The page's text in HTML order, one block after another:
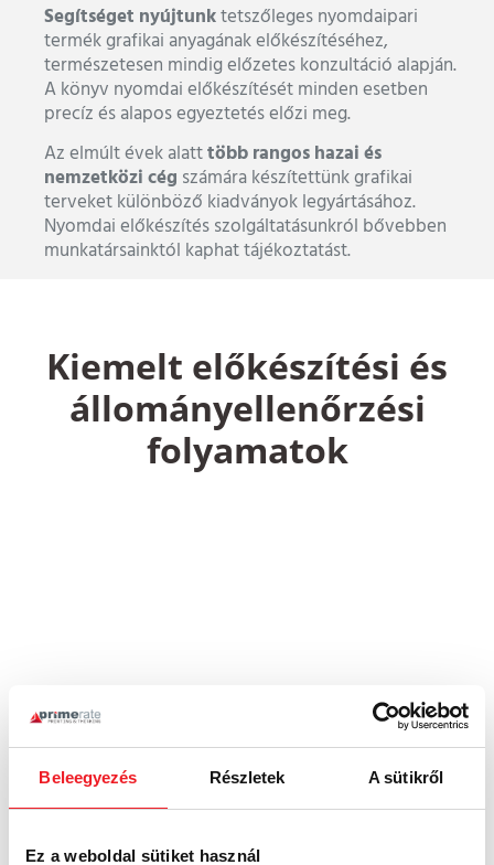
Beleegyezés Részletek A sütikről
Ez a weboldal sütiket használ
Segítséget nyújtunktetszőleges nyomdaipari
termék grafikai anyagának előkészítéséhez,
természetesen mindig előzetes konzultáció alapján.
A könyv nyomdai előkészítését minden esetben
precíz és alapos egyeztetés előzi meg.
Az elmúlt évek alatttöbb rangos hazai és
nemzetközi cég számára készítettünk grafikai
terveket különböző kiadványok legyártásához.
Nyomdai előkészítés szolgáltatásunkról bővebben
munkatársainktól kaphat tájékoztatást.
Kiemelt előkészítési és
állományellenőrzési
folyamatok